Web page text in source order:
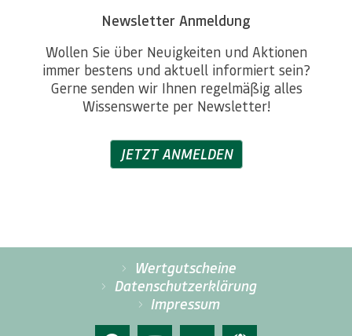
Newsletter Anmeldung
Wollen Sie über Neuigkeiten und Aktionen
immer bestens und aktuell informiert sein?
Gerne senden wir Ihnen regelmäßig alles
Wissenswerte per Newsletter!
JETZT ANMELDEN
Wertgutscheine
Datenschutzerklärung
Impressum